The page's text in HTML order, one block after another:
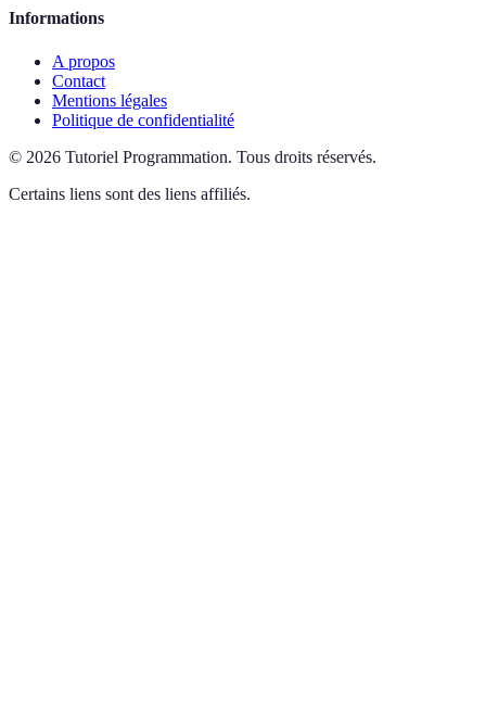
Informations
A propos
Contact
Mentions légales
Politique de confidentialité
© 2026 Tutoriel Programmation. Tous droits réservés.
Certains liens sont des liens affiliés.